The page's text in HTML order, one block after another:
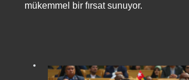
mükemmel bir fırsat sunuyor.